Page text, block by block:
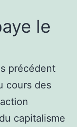
le
précédent
cours des
capitalisme